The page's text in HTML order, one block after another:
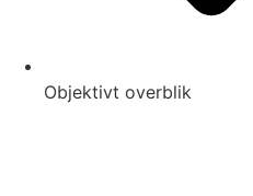
Objektivt overblik